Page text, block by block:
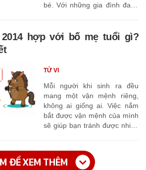
bé. Với những gia đình đang
“Con sinh năm 2027 hợp với
bố mẹ tuổi gì? Con sinh năm
là chủ đề rất được quan tâm.
hợp với bố mẹ tuổi gì?
Mỗi người khi sinh ra đều
mang một vận mệnh riêng,
không ai giống ai. Việc nắm
bắt được vận mệnh của mình
sẽ giúp bạn tránh được nhiều
năm Giáp Ngọ 2014 mang
mệnh gì? Con sinh năm 2014
TỬ VI
ĐỂ XEM THÊM